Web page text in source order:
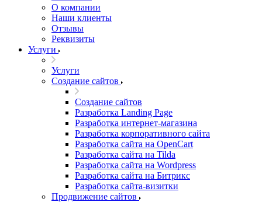
О компании
Наши клиенты
Отзывы
Реквизиты
Услуги
Услуги
Создание сайтов
Создание сайтов
Разработка Landing Page
Разработка интернет-магазина
Разработка корпоративного сайта
Разработка сайта на OpenCart
Разработка сайта на Tilda
Разработка сайта на Wordpress
Разработка сайта на Битрикс
Разработка сайта-визитки
Продвижение сайтов